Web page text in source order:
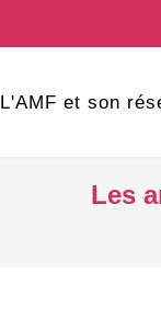
L'AMF et son
Les